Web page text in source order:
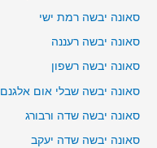
סאונה יבשה רמת ישי
סאונה יבשה רעננה
סאונה יבשה רשפון
סאונה יבשה שבלי אום אלגנם
סאונה יבשה שדה ורבורג
סאונה יבשה שדה יעקב